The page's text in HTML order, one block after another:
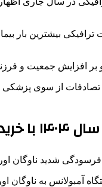
افزایش جمعیت و
تصادفات از سوی
جدید
شدید ناوگان